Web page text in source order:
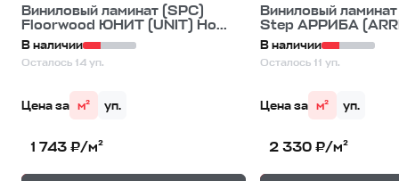
Виниловый ламинат (SPC)
Floorwood ЮНИТ (UNIT) Но...
В наличии
Осталось 14 уп.
Цена за м² уп.
1 743 ₽/м²
Виниловый
Step АРРИБА
В наличии
Осталось 11 уп.
Цена за м² уп.
2 330 ₽/м²